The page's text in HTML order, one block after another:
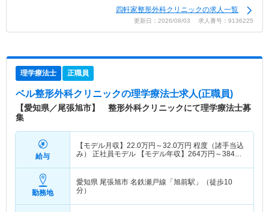
四軒家整形外科クリニックの求人一覧
更新日：2026/08/03 求人番号：9136225
理学療法士 正職員
ベル整形外科クリニックの理学療法士求人(正職員)
【愛知県／尾張旭市】 整形外科クリニックにて理学療法士募
集
給与
【モデル月収】 22.0万円～32.0万円 程度（諸手当込
み） 正社員モデル 【モデル年収】 264万円～384万
勤務地
愛知県 尾張旭市 名鉄瀬戸線「旭前駅」（徒歩10
分）